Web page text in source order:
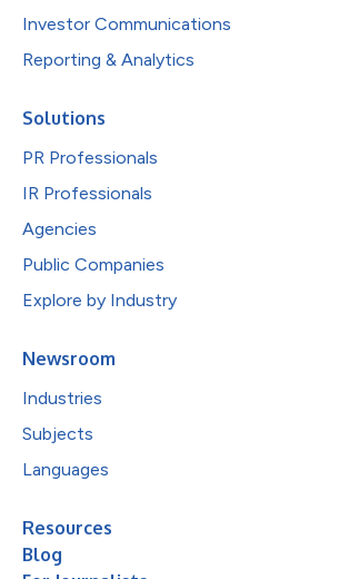
Investor Communications
Reporting & Analytics
Solutions
PR Professionals
IR Professionals
Agencies
Public Companies
Explore by Industry
Newsroom
Industries
Subjects
Languages
Resources
Blog